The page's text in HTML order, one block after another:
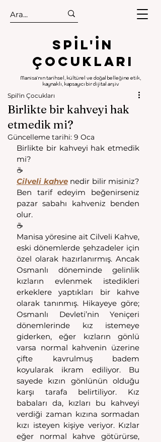
.
.
Spıl'in
Çocukları
Manisa'nın tarihsel, kültürel ve doğal belleğine etik,
kaynaklı, kapsayıcı bir dijital arşiv
Birlikte bir kahveyi hak
etmedik mi?
Spil'in Çocukları
Güncelleme tarihi: 9 Oca
Birlikte bir kahveyi hak etmedik
mi?
☕️
Cilveli kahve nedir bilir misiniz?
Ben tarif edeyim beğenirseniz
pazar sabahı kahveniz benden
olur.
☕️
Manisa yöresine ait Cilveli Kahve,
eski dönemlerde şehzadeler için
özel olarak hazırlanırmış. Ancak
Osmanlı döneminde gelinlik
kızların evlenmek istedikleri
erkeklere yaptıkları bir kahve
olarak tanınmış. Hikayeye göre;
Osmanlı Devleti’nin Yeniçeri
dönemlerinde kız istemeye
giderken, eğer kızların gönlü
varsa normal kahvenin üzerine
çifte kavrulmuş badem
koyularak ikram ediliyor. Bu
sayede kızın gönlünün olduğu
karşı tarafa belirtiliyor. Kız
babaları da, kızları bu kahveyi
verdiği zaman kızına sormadan
kızı isteyen kişiye veriyor. Kızlar
eğer normal kahve götürürse,